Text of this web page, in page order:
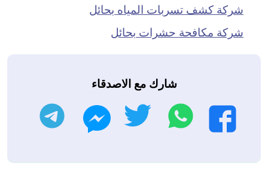
شركة كشف تسربات المياه بحائل
شركة مكافحة حشرات بحائل
شارك مع الاصدقاء
فيسبوك
واتساب تويتر ماسنجر